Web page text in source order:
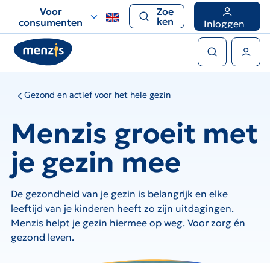
voor
snelle
navigatie
Voor
consumenten
Zoe
ken
Inloggen
Gezond en actief voor het hele gezin
Menzis groeit met
je gezin mee
De gezondheid van je gezin is belangrijk en elke
leeftijd van je kinderen heeft zo zijn uitdagingen.
Menzis helpt je gezin hiermee op weg. Voor zorg én
gezond leven.